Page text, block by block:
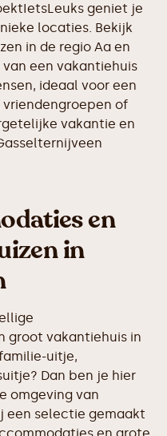
geniet je
locaties. Bekijk
in de regio Aa en
een vakantiehuis
ideaal voor een
of
vakantie en
en
in
groot vakantiehuis in
uitje,
Dan ben je hier
omgeving van
een selectie gemaakt